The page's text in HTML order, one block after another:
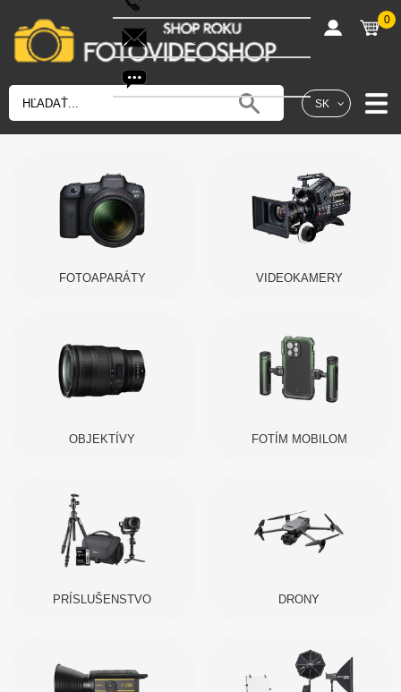
SK
shop@fotovideoshop.sk
0
FOTOAPARÁTY VIDEOKAMERY
OBJEKTÍVY FOTÍM MOBILOM
PRÍSLUŠENSTVO DRONY